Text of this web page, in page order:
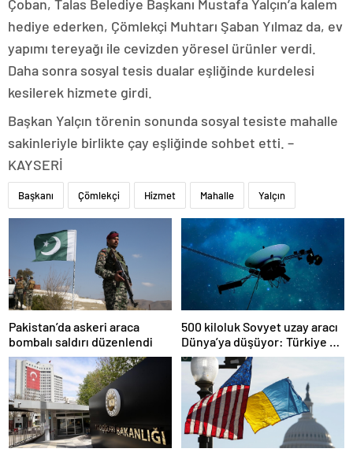
Çoban, Talas Belediye Başkanı Mustafa Yalçın’a kalem
hediye ederken, Çömlekçi Muhtarı Şaban Yılmaz da, ev
yapımı tereyağı ile cevizden yöresel ürünler verdi.
Daha sonra sosyal tesis dualar eşliğinde kurdelesi
kesilerek hizmete girdi.
Başkan Yalçın törenin sonunda sosyal tesiste mahalle
sakinleriyle birlikte çay eşliğinde sohbet etti. –
KAYSERİ
Başkanı Çömlekçi Hizmet Mahalle Yalçın
Pakistan’da askeri araca
bombalı saldırı düzenlendi
500 kiloluk Sovyet uzay aracı
Dünya’ya düşüyor: Türkiye de
risk altında